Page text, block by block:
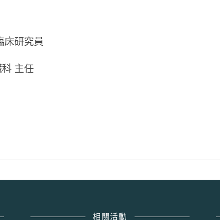
床研究員
主任
相關活動